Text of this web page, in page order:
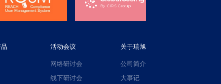
活动会议
网络研讨会
线下研讨会
关于瑞旭
公司简介
大事记